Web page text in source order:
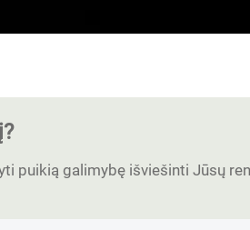
puikią galimybę išviešinti Jūsų